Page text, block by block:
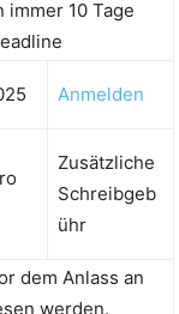
immer 10 Tage
Anmelden
Zusätzliche
Schreibgeb
ühr
dem Anlass an
werden.